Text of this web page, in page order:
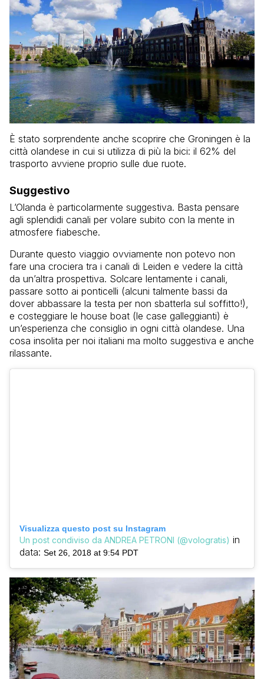
È stato sorprendente anche scoprire che Groningen è la
città olandese in cui si utilizza di più la bici: il 62% del
trasporto avviene proprio sulle due ruote.
Suggestivo
L’Olanda è particolarmente suggestiva. Basta pensare
agli splendidi canali per volare subito con la mente in
atmosfere fiabesche.
Durante questo viaggio ovviamente non potevo non
fare una crociera tra i canali di Leiden e vedere la città
da un’altra prospettiva. Solcare lentamente i canali,
passare sotto ai ponticelli (alcuni talmente bassi da
dover abbassare la testa per non sbatterla sul soffitto!),
e costeggiare le house boat (le case galleggianti) è
un’esperienza che consiglio in ogni città olandese. Una
cosa insolita per noi italiani ma molto suggestiva e anche
rilassante.
Visualizza questo post su Instagram
Un post condiviso da ANDREA PETRONI (@vologratis) in
data: Set 26, 2018 at 9:54 PDT